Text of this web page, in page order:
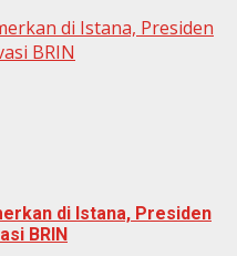
di Istana, Presiden
BRIN
di Istana, Presiden
BRIN